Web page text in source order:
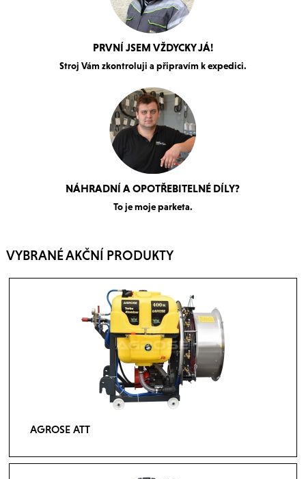
PRVNÍ JSEM VŽDYCKY JÁ!
Stroj Vám zkontroluji a připravím k expedici.
NÁHRADNÍ A OPOTŘEBITELNÉ DÍLY?
To je moje parketa.
VYBRANÉ AKČNÍ PRODUKTY
AGROSE ATT